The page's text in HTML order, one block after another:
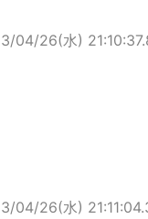
04/26(水)
04/26(水)